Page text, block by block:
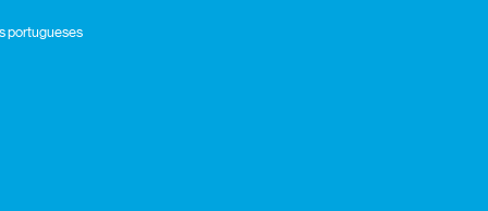
portugueses